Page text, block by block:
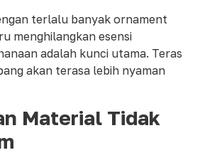
terlalu banyak ornament
menghilangkan esensi
adalah kunci utama. Teras
akan terasa lebih nyaman
Material Tidak